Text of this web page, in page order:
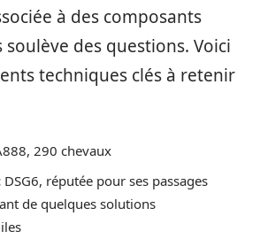
à des composants
des questions. Voici
techniques clés à retenir
290 chevaux
DSG6, réputée pour ses passages
de quelques solutions